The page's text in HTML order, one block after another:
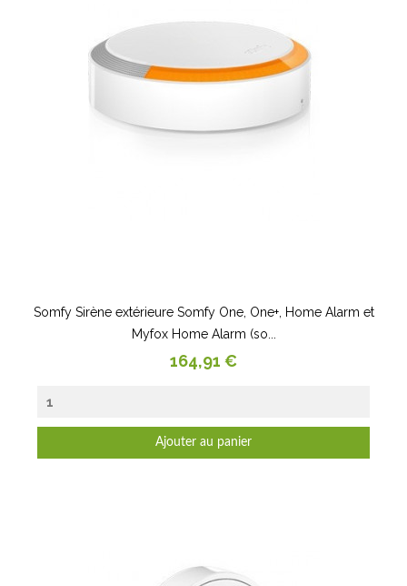
Somfy Sirène extérieure Somfy One, One+, Home Alarm et
Myfox Home Alarm (so...
Prix
164,91 €
Ajouter au panier